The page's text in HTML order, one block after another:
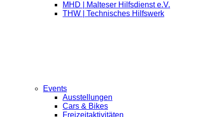
MHD | Malteser Hilfsdienst e.V.
THW | Technisches Hilfswerk
Events
Ausstellungen
Cars & Bikes
Freizeitaktivitäten